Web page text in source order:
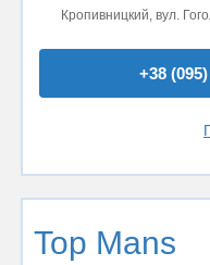
Кропивницкий, вул.
+38
Top Mans